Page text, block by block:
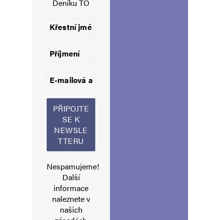
Uložit do prohlížeče jméno, e-mail a webovou stránku pro budoucí
Informujte mě o nových komentářích e-mailem.
Deníku TO
Nespamujeme!
Další
informace
naleznete v
našich